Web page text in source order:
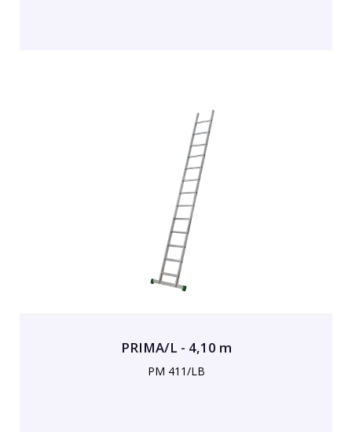
PRIMA/L - 4,10 m
PM 411/LB